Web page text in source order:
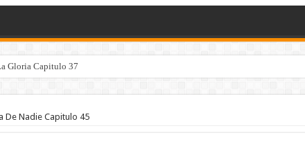
Gloria Capitulo 37
De Nadie Capitulo 45